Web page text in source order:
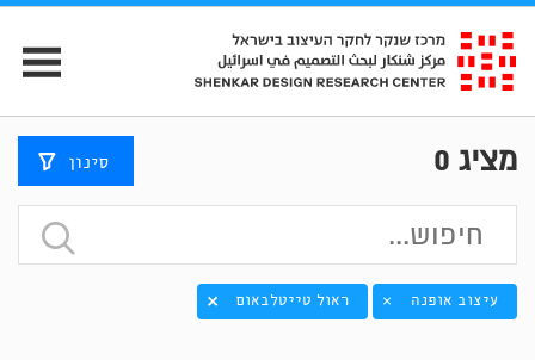
מציג 0 סינון
עיצוב אופנה × ראול טייטלבאום